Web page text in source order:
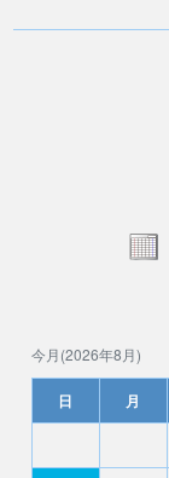
今月(2026年8月)
日 月